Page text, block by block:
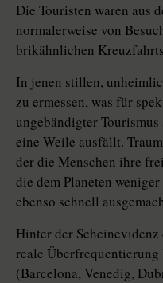
Die Touristen waren aus
normalerweise von
brik­ähnlichen
In jenen stillen,
zu ermessen, was für
ungebändigter
eine Weile ausfällt.
der die Menschen ihre
die dem Planeten
ebenso schnell
Hinter der Scheinevidenz
reale
(Barcelona, Venedig,